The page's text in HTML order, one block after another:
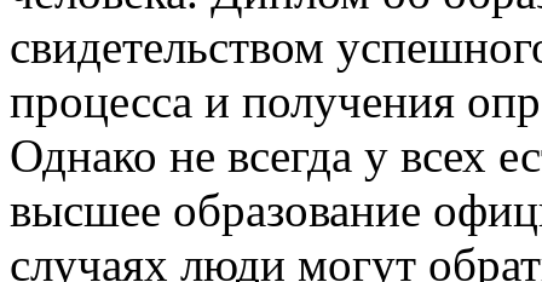
свидетельством
процесса и получения
Однако не всегда у всех
высшее образование
случаях люди могут